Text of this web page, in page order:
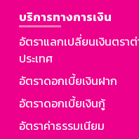
บริการทางการเงิน
อัตราแลกเปลี่ยนเงินตราต่
ประเทศ
อัตราดอกเบี้ยเงินฝาก
อัตราดอกเบี้ยเงินกู้
อัตราค่าธรรมเนียม